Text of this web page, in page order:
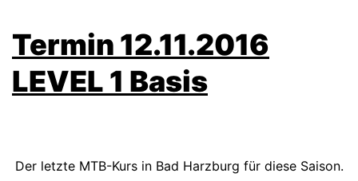
Termin 12.11.2016
LEVEL 1 Basis
Der letzte MTB-Kurs in Bad Harzburg für diese Saison.